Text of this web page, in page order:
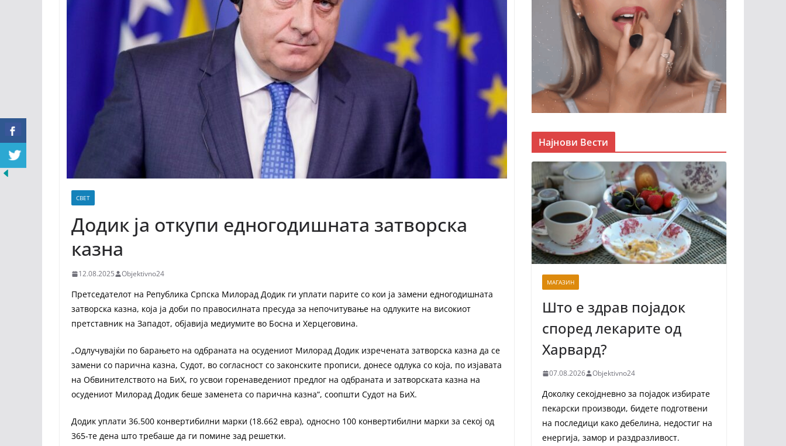
СВЕТ
Додик ја откупи едногодишната затворска
казна
12.08.2025 Objektivno24
Претседателот на Република Српска Милорад Додик ги уплати парите со кои ја замени едногодишната
затворска казна, која ја доби по правосилната пресуда за непочитување на одлуките на високиот
претставник на Западот, објавија медиумите во Босна и Херцеговина.
„Одлучувајќи по барањето на одбраната на осудениот Милорад Додик изречената затворска казна да се
замени со парична казна, Судот, во согласност со законските прописи, донесе одлука со која, по изјавата
на Обвинителството на БиХ, го усвои горенаведениот предлог на одбраната и затворската казна на
осудениот Милорад Додик беше заменета со парична казна“, соопшти Судот на БиХ.
Додик уплати 36.500 конвертибилни марки (18.662 евра), односно 100 конвертибилни марки за секој од
365-те дена што требаше да ги помине зад решетки.
Најнови Вести
МАГАЗИН
Што е здрав појадок
според лекарите од
Харвард?
07.08.2026 Objektivno24
Доколку секојдневно за појадок избирате
пекарски производи, бидете подготвени
на последици како дебелина, недостиг на
енергија, замор и раздразливост.